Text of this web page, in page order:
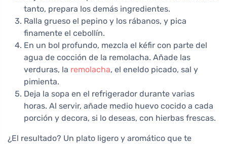
tanto, prepara los demás ingredientes.
Ralla grueso el pepino y los rábanos, y pica
finamente el cebollín.
En un bol profundo, mezcla el kéfir con parte del
agua de cocción de la remolacha. Añade las
verduras, la remolacha, el eneldo picado, sal y
pimienta.
Deja la sopa en el refrigerador durante varias
horas. Al servir, añade medio huevo cocido a cada
porción y decora, si lo deseas, con hierbas frescas.
¿El resultado? Un plato ligero y aromático que te